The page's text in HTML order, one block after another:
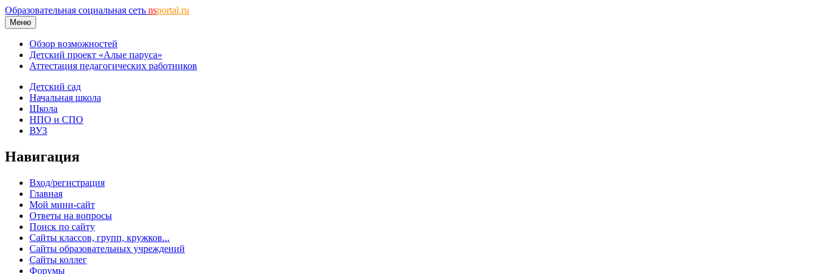
Образовательная социальная сеть nsportal.ru
Меню
Обзор возможностей
Детский проект «Алые паруса»
Аттестация педагогических работников
Детский сад
Начальная школа
Школа
НПО и СПО
ВУЗ
Навигация
Вход/регистрация
Главная
Мой мини-сайт
Ответы на вопросы
Поиск по сайту
Сайты классов, групп, кружков...
Сайты образовательных учреждений
Сайты коллег
Форумы